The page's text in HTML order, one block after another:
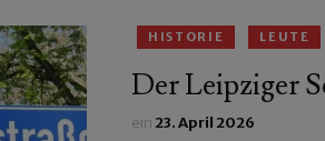
HISTORIE LEUTE
Der Leipziger
ein23. April 2026